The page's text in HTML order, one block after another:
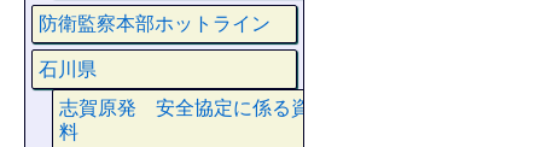
防衛監察本部ホットライン
石川県
志賀原発 安全協定に係る資
料